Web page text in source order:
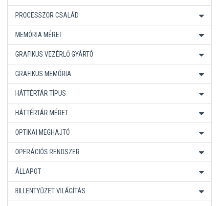
PROCESSZOR CSALÁD
MEMÓRIA MÉRET
GRAFIKUS VEZÉRLŐ GYÁRTÓ
GRAFIKUS MEMÓRIA
HÁTTÉRTÁR TÍPUS
HÁTTÉRTÁR MÉRET
OPTIKAI MEGHAJTÓ
OPERÁCIÓS RENDSZER
ÁLLAPOT
BILLENTYŰZET VILÁGÍTÁS